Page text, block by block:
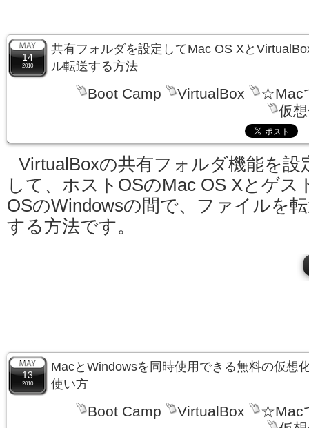
14
2010
共有フォルダを設定してMac OS Xと
ル転送する方法
Boot Camp VirtualBox
☆Mac
仮
VirtualBoxの共有フォルダ機能を設
して、ホストOSのMac OS Xとゲス
OSのWindowsの間で、ファイルを
する方法です。
13
2010
MacとWindowsを同時使用できる無料の仮想
使い方
Boot Camp VirtualBox
☆Mac